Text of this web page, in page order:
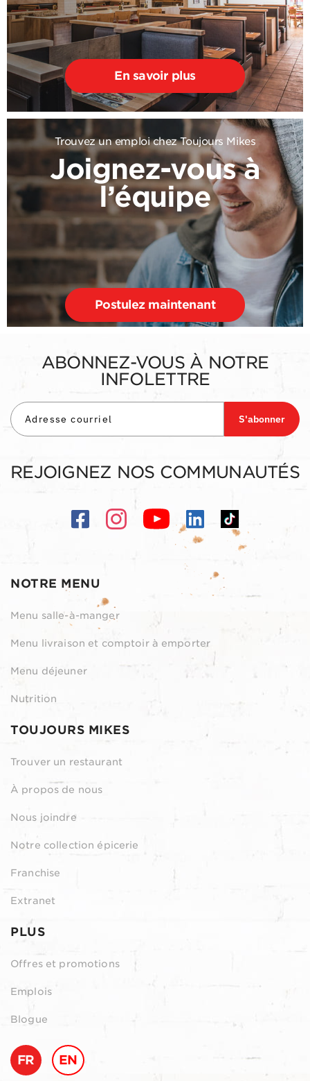
En savoir plus
Trouvez un emploi chez Toujours Mikes
Joignez-vous à
l’équipe
Postulez maintenant
NOTRE MENU
Menu salle-à-manger
Menu livraison et comptoir à emporter
Menu déjeuner
Nutrition
TOUJOURS MIKES
Trouver un restaurant
À propos de nous
Nous joindre
Notre collection épicerie
Franchise
Extranet
PLUS
Offres et promotions
Emplois
Blogue
FR EN
ABONNEZ-VOUS À NOTRE
INFOLETTRE
S'abonner
REJOIGNEZ NOS COMMUNAUTÉS